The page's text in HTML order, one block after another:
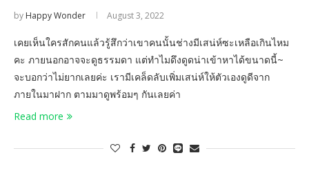
by Happy Wonder August 3, 2022
เคยเห็นใครสักคนแล้วรู้สึกว่าเขาคนนั้นช่างมีเสน่ห์ซะเหลือเกินไหม
คะ ภายนอกอาจจะดูธรรมดา แต่ทำไมดึงดูดน่าเข้าหาได้ขนาดนี้~
จะบอกว่าไม่ยากเลยค่ะ เรามีเคล็ดลับเพิ่มเสน่ห์ให้ตัวเองดูดีจาก
ภายในมาฝาก ตามมาดูพร้อมๆ กันเลยค่า
Read more